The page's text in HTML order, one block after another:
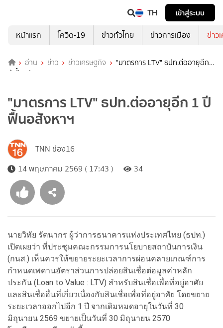
TH
เข้าสู่ระบบ
หน้าแรก
โควิด-19 ข่าวทั่วไทย ข่าวการเมือง ข่าว
อ่าน ข่าว ข่าวเศรษฐกิจ
"มาตรการ LTV" ธปท.ต่ออายุอีก 1
ปี ฟื้นอสังหาฯ
"มาตรการ LTV" ธปท.ต่ออายุอีก 1 ปี
ฟื้นอสังหาฯ
TNN ช่อง16
14 พฤษภาคม 2569 ( 17:43 )
34
นายวิทัย รัตนากร ผู้ว่าการธนาคารแห่งประเทศไทย (ธปท.)
เปิดเผยว่า ที่ประชุมคณะกรรมการนโยบายสถาบันการเงิน
(กนส.) เห็นควรให้ขยายระยะเวลาการผ่อนคลายเกณฑ์การ
กำหนดเพดานอัตราส่วนการปล่อยสินเชื่อต่อมูลค่าหลัก
ประกัน (Loan to Value : LTV) สำหรับสินเชื่อเพื่อที่อยู่อาศัย
และสินเชื่ออื่นที่เกี่ยวเนื่องกับสินเชื่อเพื่อที่อยู่อาศัย โดยขยาย
ระยะเวลาออกไปอีก 1 ปี จากเดิมหมดอายุในวันที่ 30
มิถุนายน 2569 ขยายเป็นวันที่ 30 มิถุนายน 2570